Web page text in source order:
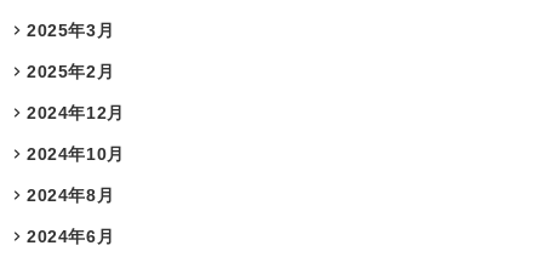
2025年3月
2025年2月
2024年12月
2024年10月
2024年8月
2024年6月